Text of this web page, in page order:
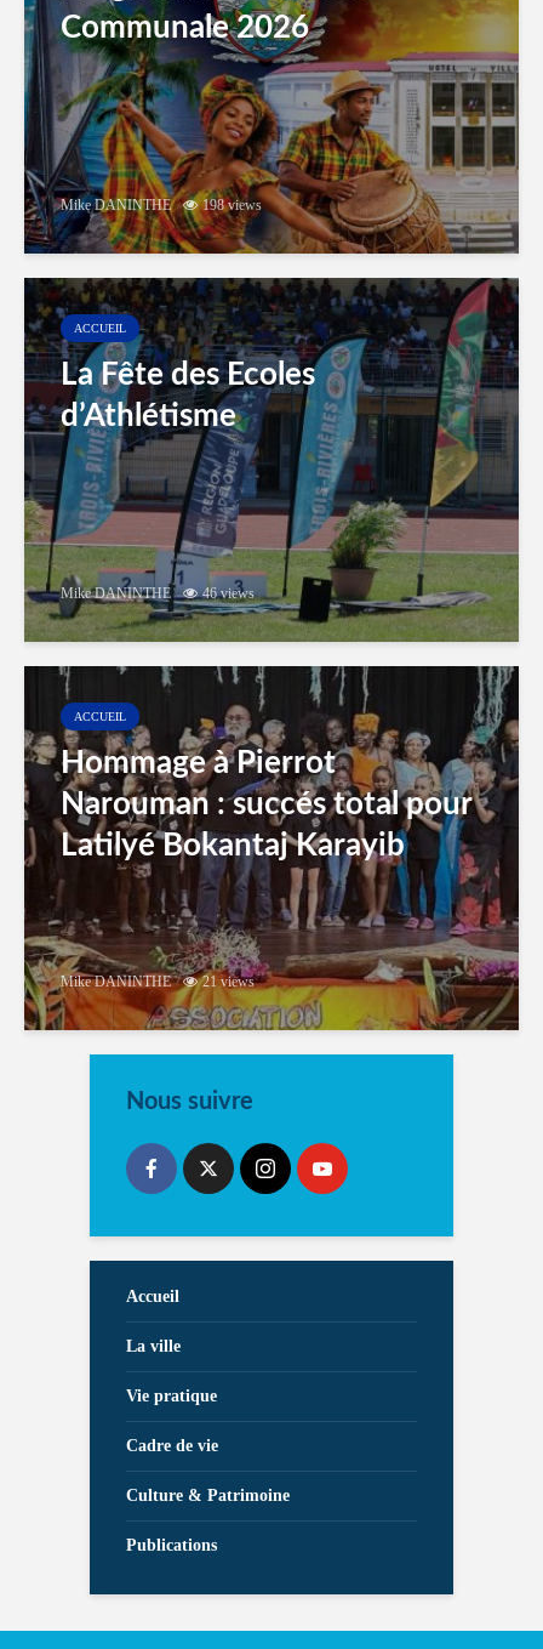
Communale 2026
Mike DANINTHE 198 views
ACCUEIL
La Fête des Ecoles
d’Athlétisme
Mike DANINTHE 46 views
ACCUEIL
Hommage à Pierrot
Narouman : succés total pour
Latilyé Bokantaj Karayib
Mike DANINTHE 21 views
Nous suivre
Accueil
La ville
Vie pratique
Cadre de vie
Culture & Patrimoine
Publications